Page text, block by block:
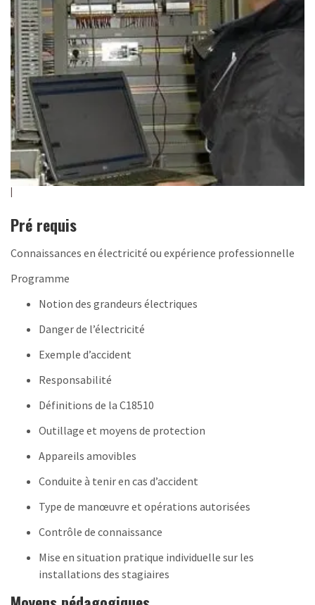
Pré requis
Connaissances en électricité ou expérience professionnelle
Programme
Notion des grandeurs électriques
Danger de l’électricité
Exemple d’accident
Responsabilité
Définitions de la C18510
Outillage et moyens de protection
Appareils amovibles
Conduite à tenir en cas d’accident
Type de manœuvre et opérations autorisées
Contrôle de connaissance
Mise en situation pratique individuelle sur les
installations des stagiaires